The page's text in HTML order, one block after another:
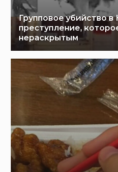
Групповое убийство
преступление,
нераскрытым